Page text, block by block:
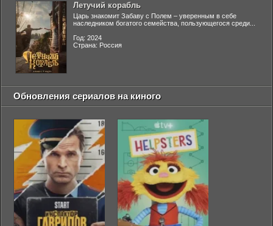
Летучий корабль
Царь знакомит Забаву с Полем – уверенным в себе
наследником богатого семейства, пользующегося среди...
Год: 2024
Страна: Россия
Обновления сериалов на киного